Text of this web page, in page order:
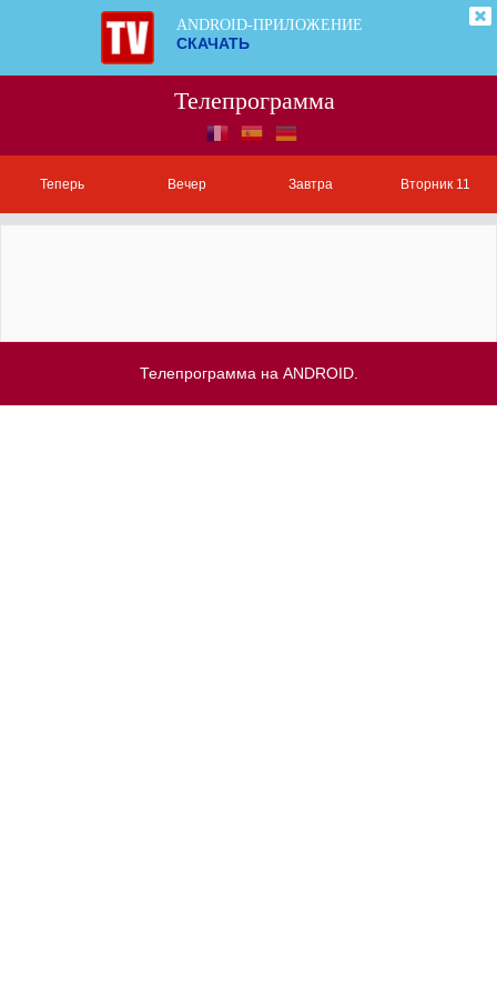
ANDROID-ПРИЛОЖЕНИЕ
СКАЧАТЬ
Телепрограмма
Теперь Вечер Завтра Вторник 11
Телепрограмма на ANDROID.